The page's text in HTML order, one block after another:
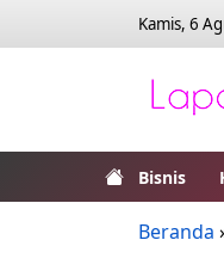
Kamis, 6
Bisnis
Beranda